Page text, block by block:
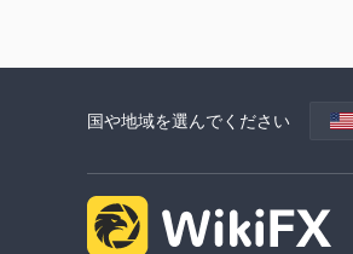
国や地域を選んでください